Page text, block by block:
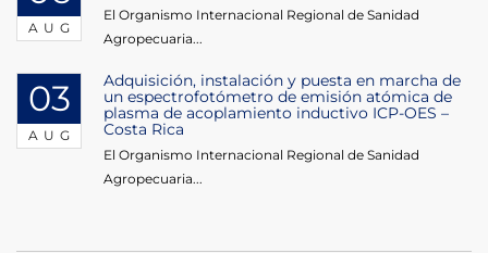
AUG
El Organismo Internacional Regional de Sanidad
Agropecuaria...
03
AUG
Adquisición, instalación y puesta en marcha de
un espectrofotómetro de emisión atómica de
plasma de acoplamiento inductivo ICP-OES –
Costa Rica
El Organismo Internacional Regional de Sanidad
Agropecuaria...